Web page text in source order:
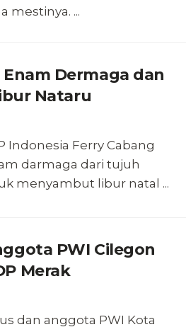
mestinya. ...
Enam Dermaga dan
Nataru
Indonesia Ferry Cabang
darmaga dari tujuh
menyambut libur natal ...
PWI Cilegon
Merak
dan anggota PWI Kota